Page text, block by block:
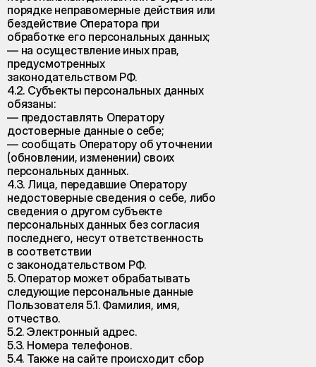
порядке неправомерные действия или
бездействие Оператора при
обработке его персональных данных;
— на осуществление иных прав,
предусмотренных
законодательством РФ.
4.2. Субъекты персональных данных
обязаны:
— предоставлять Оператору
достоверные данные о себе;
— сообщать Оператору об уточнении
(обновлении, изменении) своих
персональных данных.
4.3. Лица, передавшие Оператору
недостоверные сведения о себе, либо
сведения о другом субъекте
персональных данных без согласия
последнего, несут ответственность
в соответствии
с законодательством РФ.
5. Оператор может обрабатывать
следующие персональные данные
Пользователя 5.1. Фамилия, имя,
отчество.
5.2. Электронный адрес.
5.3. Номера телефонов.
5.4. Также на сайте происходит сбор